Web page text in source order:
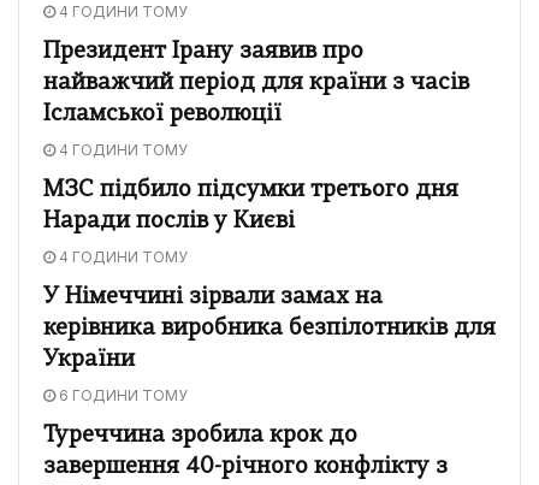
4 ГОДИНИ ТОМУ
Президент Ірану заявив про
найважчий період для країни з часів
Ісламської революції
4 ГОДИНИ ТОМУ
МЗС підбило підсумки третього дня
Наради послів у Києві
4 ГОДИНИ ТОМУ
У Німеччині зірвали замах на
керівника виробника безпілотників для
України
6 ГОДИНИ ТОМУ
Туреччина зробила крок до
завершення 40-річного конфлікту з